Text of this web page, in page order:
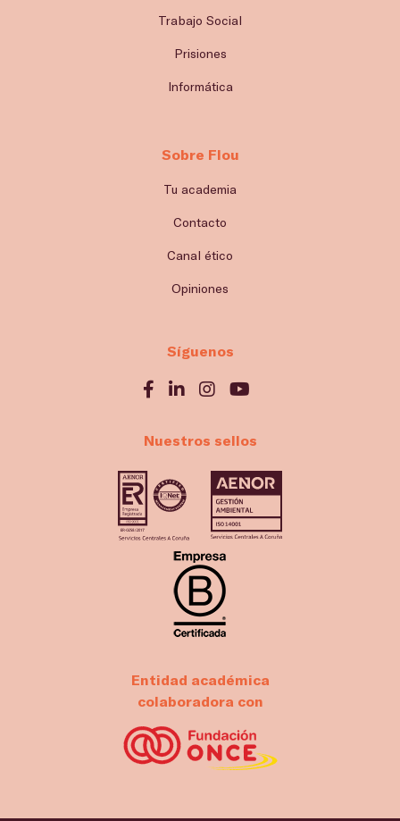
Trabajo Social
Prisiones
Informática
Sobre Flou
Tu academia
Contacto
Canal ético
Opiniones
Síguenos
Nuestros sellos
Entidad académica
colaboradora con